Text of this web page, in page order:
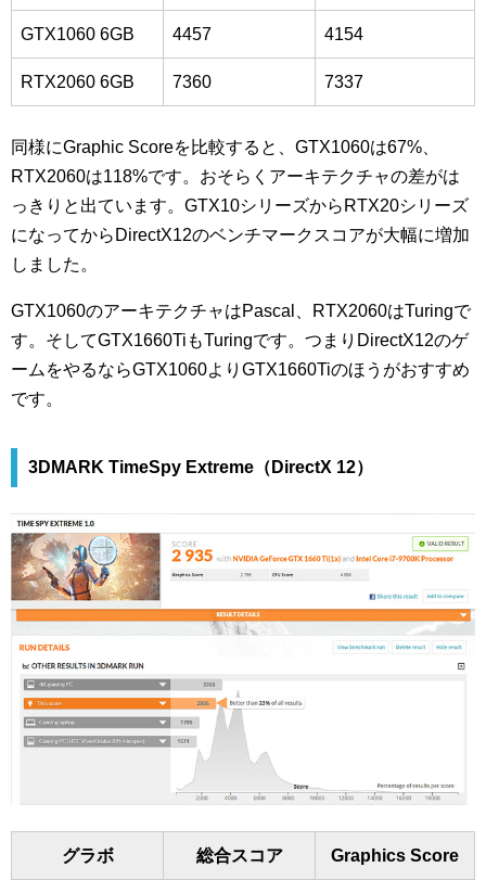
GTX1060 6GB 4457 4154
RTX2060 6GB 7360 7337
同様にGraphic Scoreを比較すると、GTX1060は67%、
RTX2060は118%です。おそらくアーキテクチャの差がは
っきりと出ています。GTX10シリーズからRTX20シリーズ
になってからDirectX12のベンチマークスコアが大幅に増加
しました。
GTX1060のアーキテクチャはPascal、RTX2060はTuringで
す。そしてGTX1660TiもTuringです。つまりDirectX12のゲ
ームをやるならGTX1060よりGTX1660Tiのほうがおすすめ
です。
3DMARK TimeSpy Extreme（DirectX 12）
グラボ 総合スコア Graphics Score